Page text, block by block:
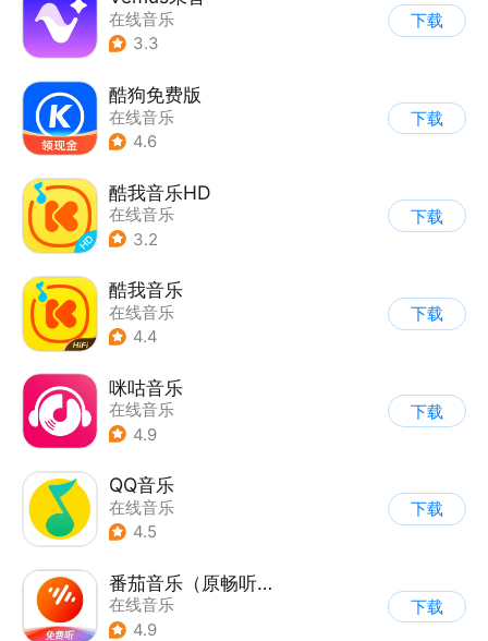
在线音乐
3.3
下载
酷狗免费版
在线音乐
4.6
下载
酷我音乐HD
在线音乐
3.2
下载
酷我音乐
在线音乐
4.4
下载
咪咕音乐
在线音乐
4.9
下载
QQ音乐
在线音乐
4.5
下载
番茄音乐（原畅听音乐）
在线音乐
4.9
下载